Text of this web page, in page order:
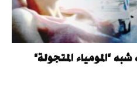
"المومياء المتجولة"